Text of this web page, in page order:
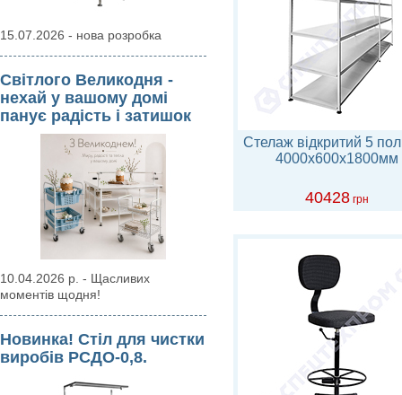
15.07.2026 - нова розробка
Світлого Великодня -
нехай у вашому домі
панує радість і затишок
10.04.2026 р. - Щасливих
моментів щодня!
Новинка! Стіл для чистки
виробів РСДО-0,8.
Стелаж відкритий 5
4000х600х1800мм
40428 грн